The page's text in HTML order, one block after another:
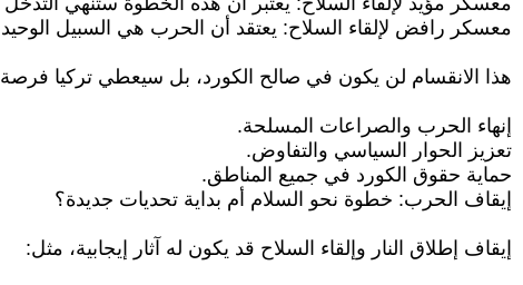
معسكر رافض لإلقاء السلاح: يعتقد أن الحرب هي السبيل
هذا الانقسام لن يكون في صالح الكورد، بل سيعطي تركيا
إنهاء الحرب والصراعات المسلحة.
تعزيز الحوار السياسي والتفاوض.
حماية حقوق الكورد في جميع المناطق.
إيقاف الحرب: خطوة نحو السلام أم بداية تحديات جديدة؟
إيقاف إطلاق النار وإلقاء السلاح قد يكون له آثار إيجابية، مثل: